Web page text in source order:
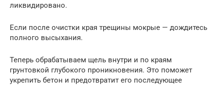
ликвидировано.
Если после очистки края трещины мокрые — дождитесь
полного высыхания.
Теперь обрабатываем щель внутри и по краям
грунтовкой глубокого проникновения. Это поможет
укрепить бетон и предотвратит его последующее